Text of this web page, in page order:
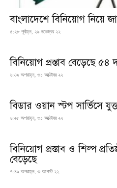
বাংলাদেশে বিনিয়োগ নিয়ে
৫:২৮ পূর্বাহ্ন, ২৯ নভেম্বর ২২
বিনিয়োগ প্রস্তাব বেড়েছে
৬:৩৯ অপরাহ্ন, ৩১ অক্টোবর ২২
বিডার ওয়ান স্টপ সার্ভিসে
৬:২৫ অপরাহ্ন, ৩১ অক্টোবর ২২
বিনিয়োগ প্রস্তাব ও শিল্প
বেড়েছে
৭:৪৯ অপরাহ্ন, ৩ আগস্ট ২২